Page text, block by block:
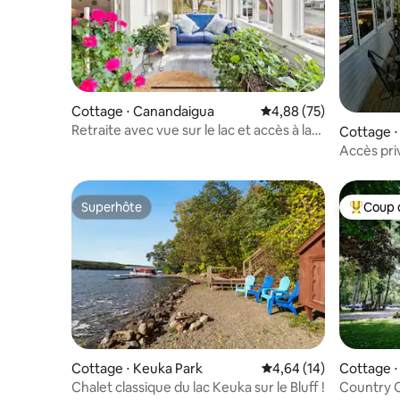
Cottage ⋅ Canandaigua Évaluation moyenne
4,88 (75)
Retraite avec vue sur le lac et accès à la
Cottage ⋅
Accès
Superhôte
Superhôte
Cottage ⋅ Keuka Park Évaluation moyenne
4,64 (14)
Chalet classique du lac Keuka sur le Bluff !
Coups
Coup
Cottage
Country